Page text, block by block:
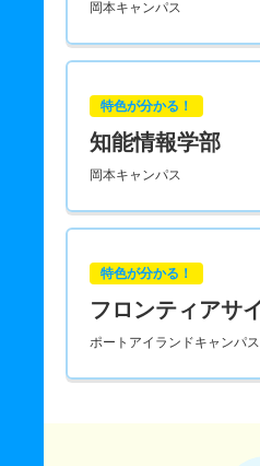
岡本キャンパス
特色が分かる！
知能情報学部
岡本キャンパス
特色が分かる！
フロンティアサ
ポートアイランドキャンパス